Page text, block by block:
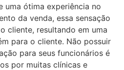
uma ótima experiência no
da venda, essa sensação
cliente, resultando em uma
para o cliente. Não possuir
para seus funcionários é
por muitas clínicas e